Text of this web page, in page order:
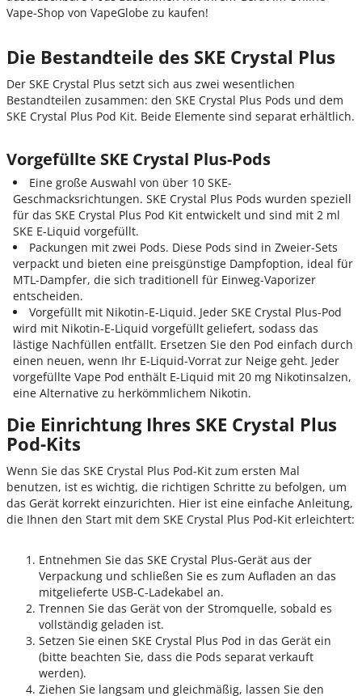
Vape-Shop von VapeGlobe zu kaufen!
Die Bestandteile des SKE Crystal Plus
Der SKE Crystal Plus setzt sich aus zwei wesentlichen
Bestandteilen zusammen: den SKE Crystal Plus Pods und dem
SKE Crystal Plus Pod Kit. Beide Elemente sind separat erhältlich.
Vorgefüllte SKE Crystal Plus-Pods
Eine große Auswahl von über 10 SKE-
Geschmacksrichtungen. SKE Crystal Plus Pods wurden speziell
für das SKE Crystal Plus Pod Kit entwickelt und sind mit 2 ml
SKE E-Liquid vorgefüllt.
Packungen mit zwei Pods. Diese Pods sind in Zweier-Sets
verpackt und bieten eine preisgünstige Dampfoption, ideal für
MTL-Dampfer, die sich traditionell für Einweg-Vaporizer
entscheiden.
Vorgefüllt mit Nikotin-E-Liquid. Jeder SKE Crystal Plus-Pod
wird mit Nikotin-E-Liquid vorgefüllt geliefert, sodass das
lästige Nachfüllen entfällt. Ersetzen Sie den Pod einfach durch
einen neuen, wenn Ihr E-Liquid-Vorrat zur Neige geht. Jeder
vorgefüllte Vape Pod enthält E-Liquid mit 20 mg Nikotinsalzen,
eine Alternative zu herkömmlichem Nikotin.
Die Einrichtung Ihres SKE Crystal Plus
Pod-Kits
Wenn Sie das SKE Crystal Plus Pod-Kit zum ersten Mal
benutzen, ist es wichtig, die richtigen Schritte zu befolgen, um
das Gerät korrekt einzurichten. Hier ist eine einfache Anleitung,
die Ihnen den Start mit dem SKE Crystal Plus Pod-Kit erleichtert:
Entnehmen Sie das SKE Crystal Plus-Gerät aus der
Verpackung und schließen Sie es zum Aufladen an das
mitgelieferte USB-C-Ladekabel an.
Trennen Sie das Gerät von der Stromquelle, sobald es
vollständig geladen ist.
Setzen Sie einen SKE Crystal Plus Pod in das Gerät ein
(bitte beachten Sie, dass die Pods separat verkauft
werden).
Ziehen Sie langsam und gleichmäßig, lassen Sie den